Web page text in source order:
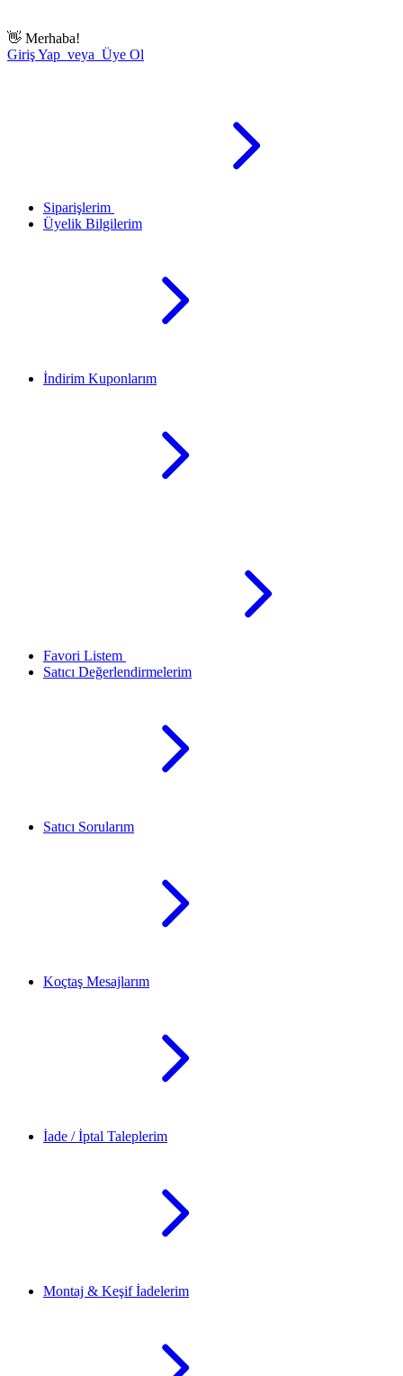
👋 Merhaba!
Giriş Yap veya Üye Ol
Siparişlerim
Üyelik Bilgilerim
İndirim Kuponlarım
Favori Listem
Satıcı Değerlendirmelerim
Satıcı Sorularım
Koçtaş Mesajlarım
İade / İptal Taleplerim
Montaj & Keşif İadelerim